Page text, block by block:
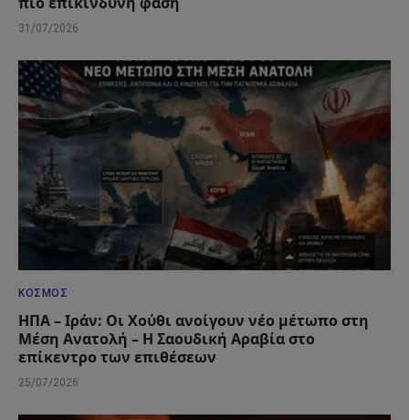
31/07/2026
ΚΌΣΜΟΣ
ΗΠΑ – Ιράν: Οι Χούθι ανοίγουν νέο μέτωπο στη
Μέση Ανατολή – Η Σαουδική Αραβία στο
επίκεντρο των επιθέσεων
25/07/2026